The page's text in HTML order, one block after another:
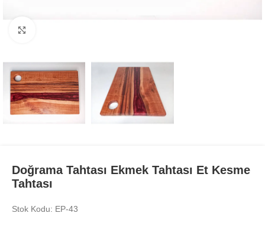
Doğrama Tahtası Ekmek Tahtası Et Kesme
Tahtası
Stok Kodu: EP-43